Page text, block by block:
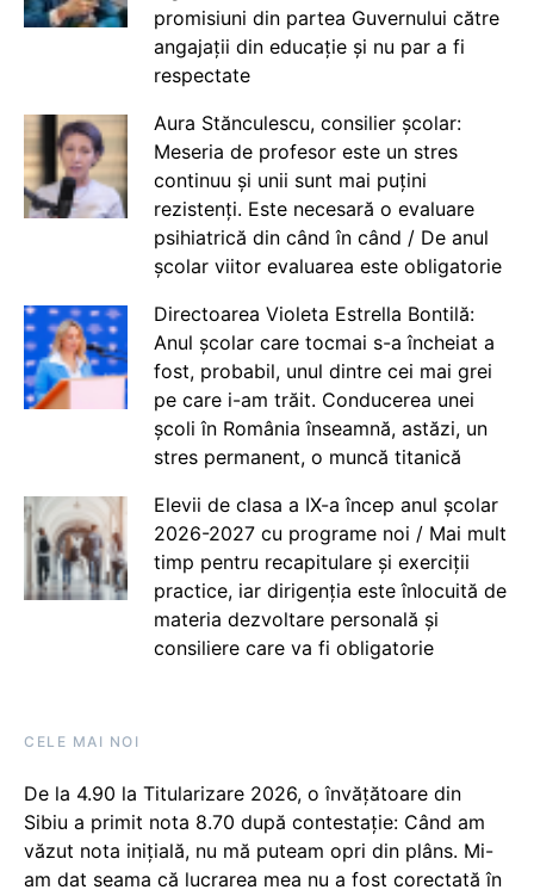
promisiuni din partea Guvernului către
angajații din educație și nu par a fi
respectate
Aura Stănculescu, consilier școlar:
Meseria de profesor este un stres
continuu și unii sunt mai puțini
rezistenți. Este necesară o evaluare
psihiatrică din când în când / De anul
școlar viitor evaluarea este obligatorie
Directoarea Violeta Estrella Bontilă:
Anul școlar care tocmai s-a încheiat a
fost, probabil, unul dintre cei mai grei
pe care i-am trăit. Conducerea unei
școli în România înseamnă, astăzi, un
stres permanent, o muncă titanică
Elevii de clasa a IX-a încep anul școlar
2026-2027 cu programe noi / Mai mult
timp pentru recapitulare și exerciții
practice, iar dirigenția este înlocuită de
materia dezvoltare personală și
consiliere care va fi obligatorie
CELE MAI NOI
De la 4.90 la Titularizare 2026, o învățătoare din
Sibiu a primit nota 8.70 după contestație: Când am
văzut nota inițială, nu mă puteam opri din plâns. Mi-
am dat seama că lucrarea mea nu a fost corectată în